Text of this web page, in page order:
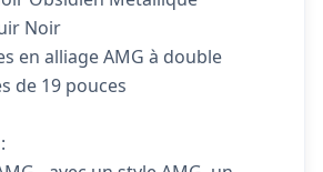
Noir
en alliage AMG à double
de 19 pouces